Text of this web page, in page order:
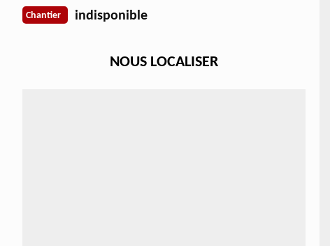
Chantier indisponible
NOUS LOCALISER